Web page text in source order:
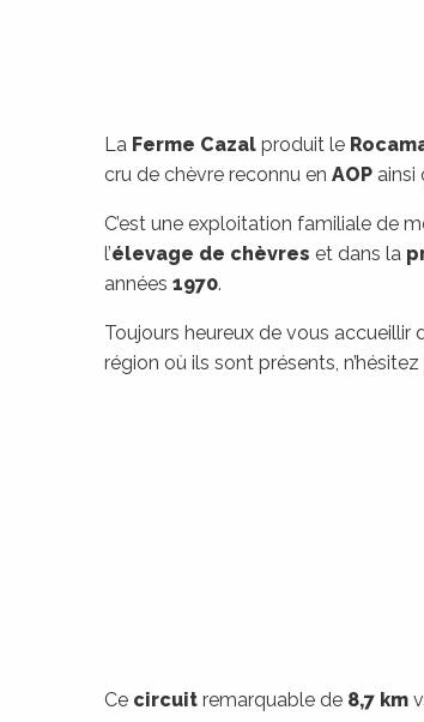
La Ferme Cazal produit le
cru de chèvre reconnu en AOP ainsi
C’est une exploitation familiale de
l’élevage de chèvres et dans la
années 1970.
Toujours heureux de vous accueillir
région où ils sont présents,
Ce circuit remarquable de 8,7 km